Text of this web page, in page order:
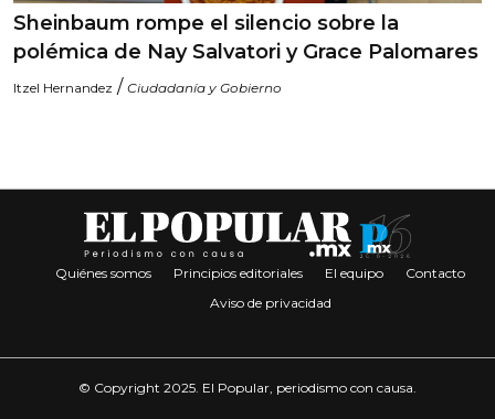
Sheinbaum rompe el silencio sobre la
polémica de Nay Salvatori y Grace Palomares
Itzel Hernandez / Ciudadanía y Gobierno
Quiénes somos Principios editoriales El equipo
Contacto
Aviso de privacidad
© Copyright 2025. El Popular, periodismo con causa.